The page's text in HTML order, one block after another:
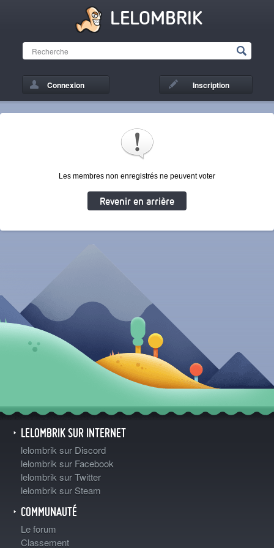
LELOMBRIK
Connexion Inscription
Les membres non enregistrés ne peuvent voter
Revenir en arrière
LELOMBRIK SUR INTERNET
lelombrik sur Discord
lelombrik sur Facebook
lelombrik sur Twitter
lelombrik sur Steam
COMMUNAUTÉ
Le forum
Classement